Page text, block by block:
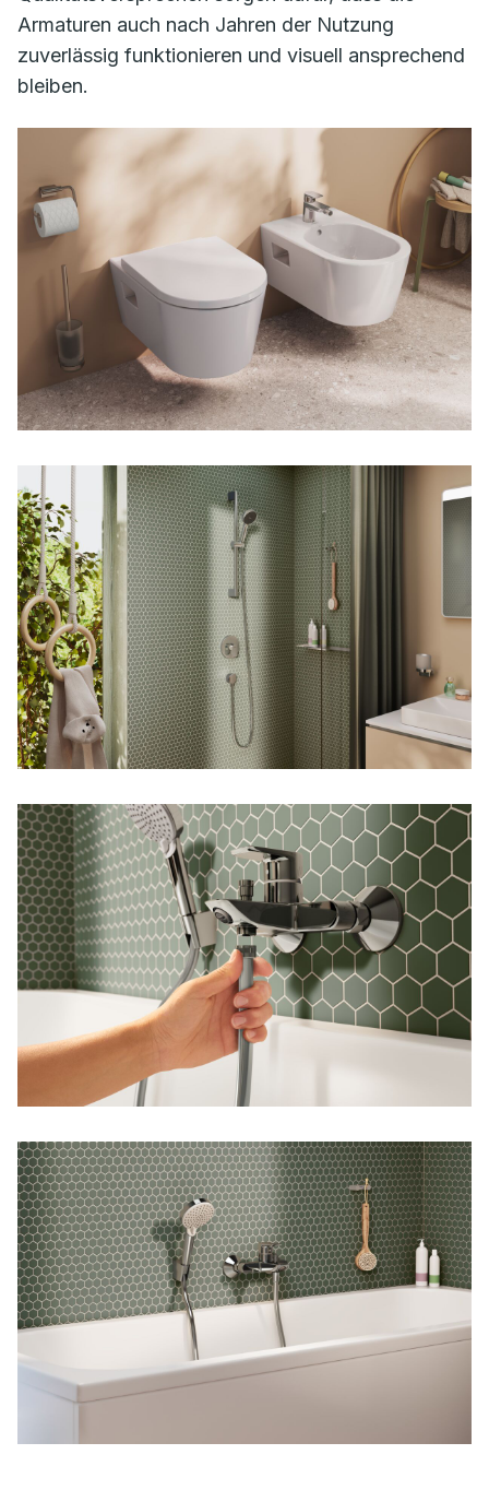
Armaturen auch nach Jahren der Nutzung
zuverlässig funktionieren und visuell ansprechend
bleiben.